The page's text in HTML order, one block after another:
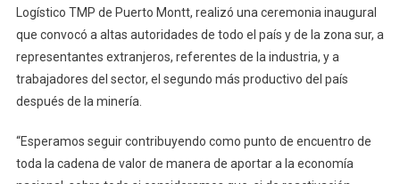
Logístico TMP de Puerto Montt, realizó una ceremonia inaugural
que convocó a altas autoridades de todo el país y de la zona sur, a
representantes extranjeros, referentes de la industria, y a
trabajadores del sector, el segundo más productivo del país
después de la minería.
“Esperamos seguir contribuyendo como punto de encuentro de
toda la cadena de valor de manera de aportar a la economía